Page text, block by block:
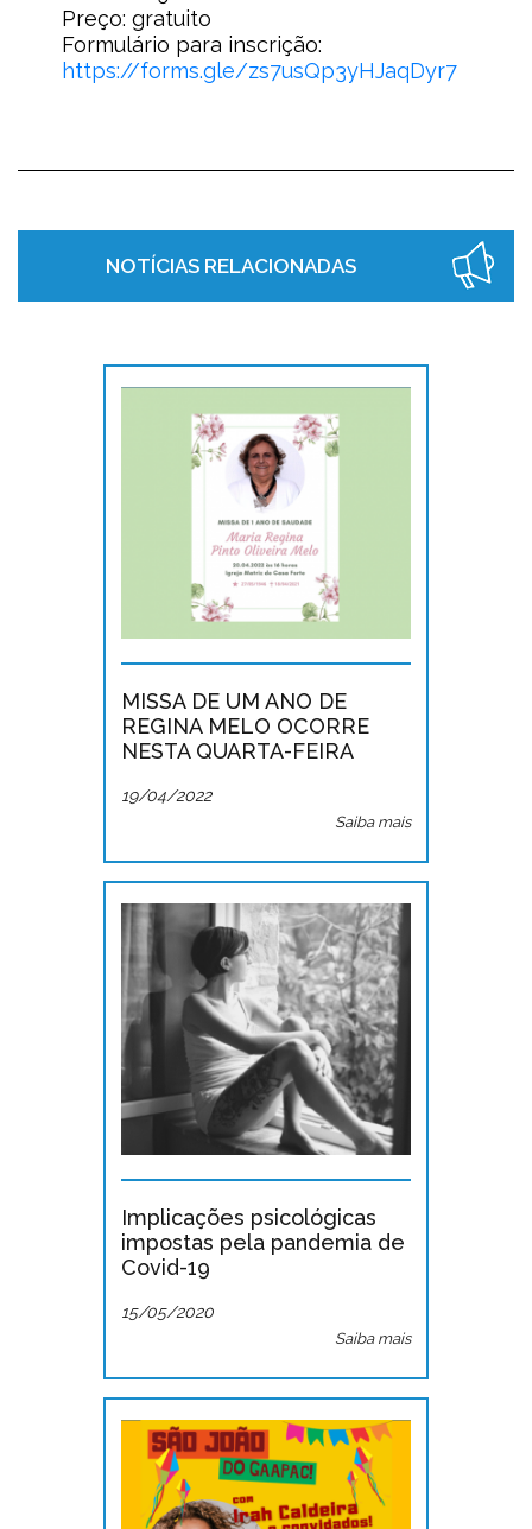
Preço: gratuito
Formulário para inscrição:
https://forms.gle/zs7usQp3yHJaqDyr7
NOTÍCIAS RELACIONADAS
MISSA DE UM ANO DE
REGINA MELO OCORRE
NESTA QUARTA-FEIRA
19/04/2022
Saiba mais
Implicações psicológicas
impostas pela pandemia de
Covid-19
15/05/2020
Saiba mais